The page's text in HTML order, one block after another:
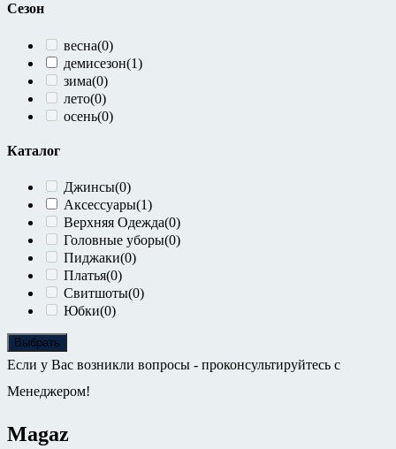
Сезон
весна(0)
демисезон(1)
зима(0)
лето(0)
осень(0)
Каталог
Джинсы(0)
Аксессуары(1)
Верхняя Одежда(0)
Головные уборы(0)
Пиджаки(0)
Платья(0)
Свитшоты(0)
Юбки(0)
Выбрать
Если у Вас возникли вопросы - проконсультируйтесь с
Менеджером!
Magaz